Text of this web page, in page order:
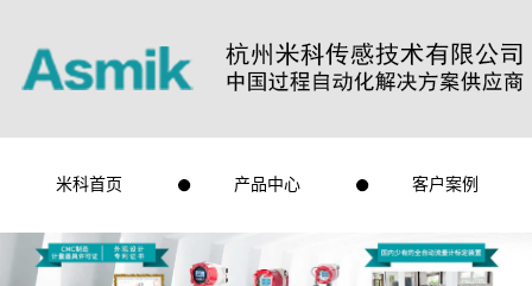
米科首页 产品中心 客户案例